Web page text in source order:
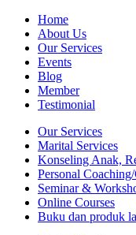
Home
About Us
Our Services
Events
Blog
Member
Testimonial
Our Services
Marital Services
Konseling Anak,
Personal
Seminar &
Online Courses
Buku dan produk